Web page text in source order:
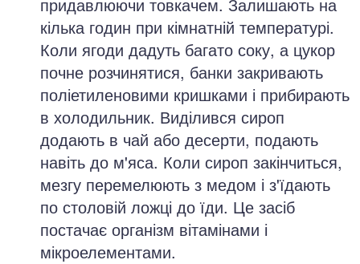
кілька годин при кімнатній температурі.
Коли ягоди дадуть багато соку, а цукор
почне розчинятися, банки закривають
поліетиленовими кришками і прибирають
в холодильник. Виділився сироп
додають в чай або десерти, подають
навіть до м'яса. Коли сироп закінчиться,
мезгу перемелюють з медом і з'їдають
по столовій ложці до їди. Це засіб
постачає організм вітамінами і
мікроелементами.